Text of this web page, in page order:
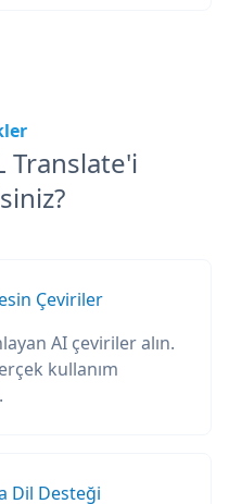
Translate'i
Çeviriler
AI çeviriler alın.
kullanım
Dil Desteği